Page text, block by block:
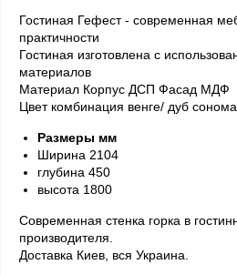
Гостиная Гефест - современная
практичности
Гостиная изготовлена ​​с
материалов
Материал Корпус ДСП Фасад МДФ
Цвет комбинация венге/ дуб сонома
Размеры мм
Ширина 2104
глубина 450
высота 1800
Современная стенка горка в
производителя.
Доставка Киев, вся Украина.